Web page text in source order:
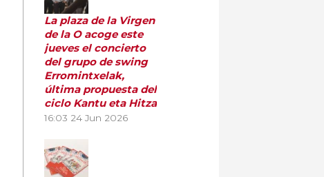
La plaza de la Virgen
de la O acoge este
jueves el concierto
del grupo de swing
Erromintxelak,
última propuesta del
ciclo Kantu eta Hitza
16:03 24 Jun 2026